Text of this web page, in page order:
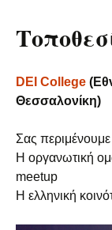
DEI College
Θεσσαλονίκη)
Σας
Η οργανωτική
meetup
Η ελληνική